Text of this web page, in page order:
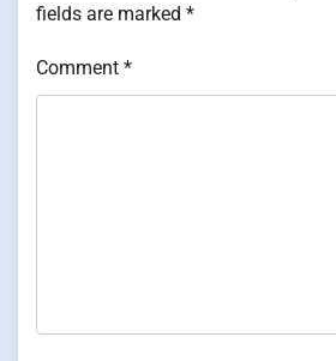
fields are marked *
Comment *